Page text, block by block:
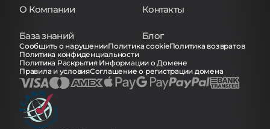
О Компании Контакты
База знаний Блог
Сообщить о нарушенииПолитика cookieПолитика возвратов
Политика конфиденциальности
Политика Раскрытия Информации о Домене
Правила и условияСоглашение о регистрации домена